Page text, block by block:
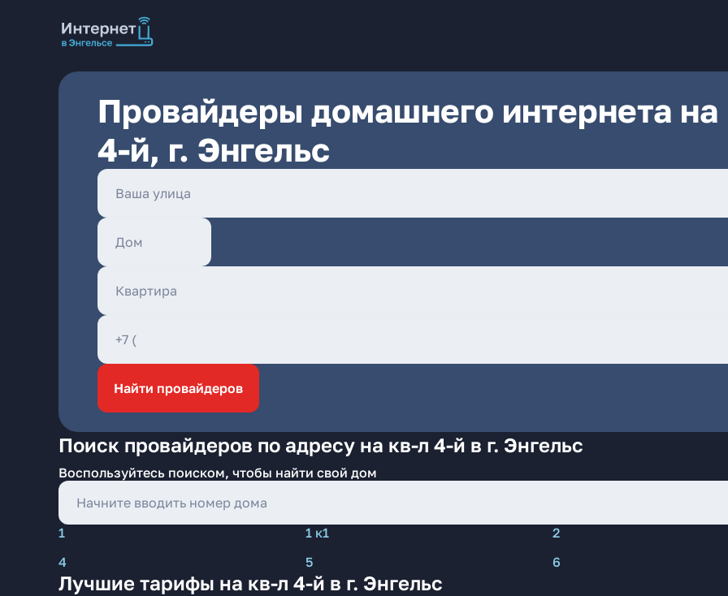
Провайдеры домашнего интернета на
4-й, г. Энгельс
Найти провайдеров
Поиск провайдеров по адресу на кв-л 4-й в г. Энгельс
Воспользуйтесь поиском, чтобы найти свой дом
1 1 к1 2
4
5 6
Лучшие тарифы на кв-л 4-й в г. Энгельс